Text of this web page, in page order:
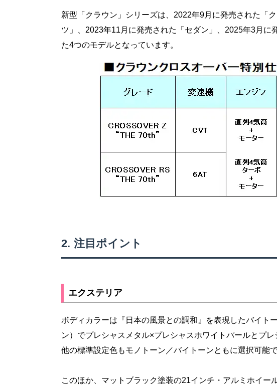
新型「クラウン」シリーズは、2022年9月に発売された「
ツ」、2023年11月に発売された「セダン」、2025年3月に
た4つのモデルとなっています。
注目ポイント
エクステリア
ボディカラーは『日本の風景との調和』を表現したバイト
ン）でプレシャスメタル×プレシャスホワイトパールとプ
他の標準設定色もモノトーン／バイトーンともに選択可能で
このほか、マットブラック塗装の21インチ・アルミホイー